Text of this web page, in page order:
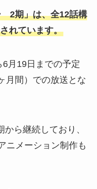
2期」は、全12話構
れています。
月19日までの予定
月間）での放送とな
ら継続しており、
ニメーション制作も